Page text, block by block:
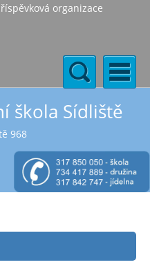
příspěvková organizace
škola Sídliště
968